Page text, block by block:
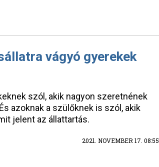
vágyó gyerekek
szól, akik nagyon szeretnének
azoknak a szülőknek is szól, akik
jelent az állattartás.
2021. NOVEMBER 17. 08:55